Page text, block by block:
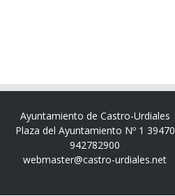
Ayuntamiento de Castro-Urdiales
Plaza del Ayuntamiento Nº 1 39470
942782900
webmaster@castro-urdiales.net